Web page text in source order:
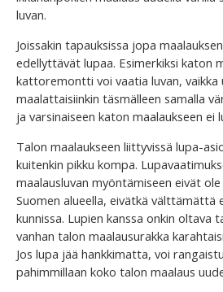
luvan.
Joissakin tapauksissa jopa
edellyttävät lupaa. Esimerkiksi katon
kattoremontti voi vaatia luvan, vaikka
maalattaisiinkin täsmälleen samalla
ja varsinaiseen katon maalaukseen ei
Talon maalaukseen liittyvissä lupa-
kuitenkin pikku kompa.
maalausluvan myöntämiseen eivät
Suomen alueella, eivätkä välttämättä
kunnissa. Lupien kanssa onkin oltava
vanhan talon maalausurakka
Jos lupa jää hankkimatta, voi
pahimmillaan koko talon maalaus